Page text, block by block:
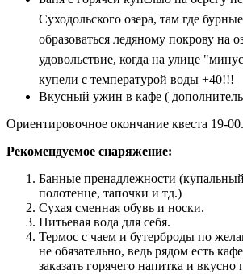
Суходольского озера, там где
образоваться ледяному покрову на
удовольствие, когда на улице
купели с температурой воды +40!!!
Вкусный ужин в кафе (
Ориентировочное окончание квеста 19-00.
Рекомендуемое снаряжение:
Банные пренадлежности
полотенце, тапочки и тд.)
Сухая сменная обувь и носки.
Питьевая вода для себя.
Термос с чаем и бутерброды по
не обязательно, ведь рядом есть
заказать горячего напитка и вкусно